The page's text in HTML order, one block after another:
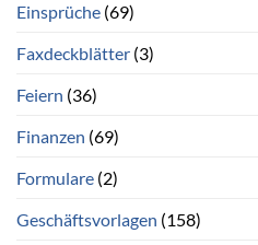
Einsprüche (69)
Faxdeckblätter (3)
Feiern (36)
Finanzen (69)
Formulare (2)
Geschäftsvorlagen (158)